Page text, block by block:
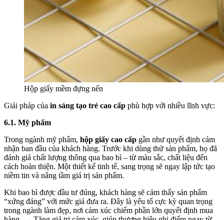
Hộp giấy mềm đựng nến
Giải pháp của in sáng tạo trẻ cao cấp phù hợp với nhiều lĩnh vực:
6.1. Mỹ phẩm
Trong ngành mỹ phẩm, hộp giấy cao cấp gần như quyết định cảm
nhận ban đầu của khách hàng. Trước khi dùng thử sản phẩm, họ đã
đánh giá chất lượng thông qua bao bì – từ màu sắc, chất liệu đến
cách hoàn thiện. Một thiết kế tinh tế, sang trọng sẽ ngay lập tức tạo
niềm tin và nâng tầm giá trị sản phẩm.
Khi bao bì được đầu tư đúng, khách hàng sẽ cảm thấy sản phẩm
“xứng đáng” với mức giá đưa ra. Đây là yếu tố cực kỳ quan trọng
trong ngành làm đẹp, nơi cảm xúc chiếm phần lớn quyết định mua